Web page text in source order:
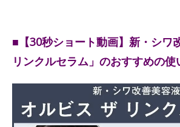
■【30秒ショート動画】新・シワ
リンクルセラム」のおすすめの使